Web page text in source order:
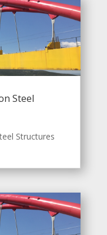
Steel
Structures